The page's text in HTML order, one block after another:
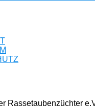
Rassetaubenzüchter